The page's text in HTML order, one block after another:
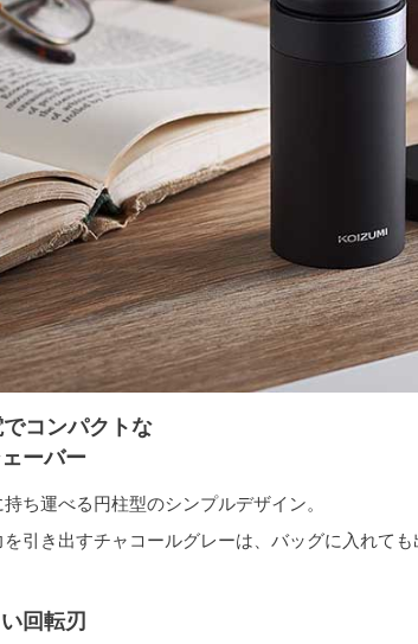
コンパクトな
ーバー
ち運べる円柱型のシンプルデザイン。
引き出すチャコールグレーは、バッグに入れて
回転刃